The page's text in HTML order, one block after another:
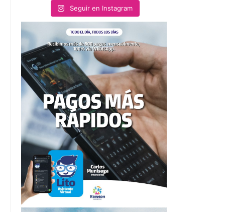
Seguir en Instagram